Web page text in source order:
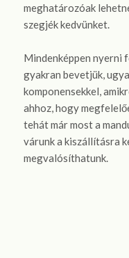
meghatározóak
szegjék kedvünket.
Mindenképpen nyerni
gyakran bevetjük,
komponensekkel,
ahhoz, hogy
tehát már most a
várunk a kiszállításra
megvalósíthatunk.